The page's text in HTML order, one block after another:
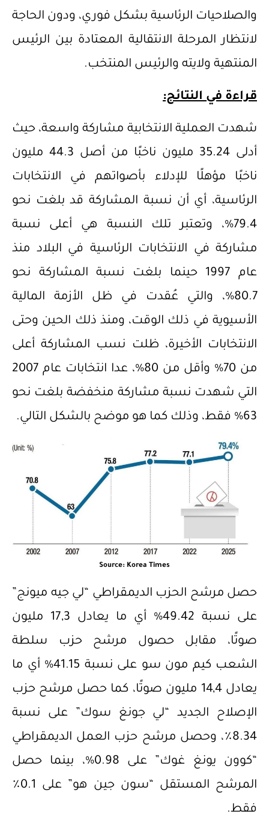
والصلاحيات الرئاسية بشكل فوري، ودون الحاجة
لانتظار المرحلة الانتقالية المعتادة بين الرئيس
المنتهية ولايته والرئيس المنتخب.
قراءة في النتائج:
شهدت العملية الانتخابية مشاركة واسعة، حيث
أدلى 35.24 مليون ناخبًا من أصل 44.3 مليون
ناخبًا مؤهلًا للإدلاء بأصواتهم في الانتخابات
الرئاسية، أي أن نسبة المشاركة قد بلغت نحو
79.4%، وتعتبر تلك النسبة هي أعلى نسبة
مشاركة في الانتخابات الرئاسية في البلاد منذ
عام 1997 حينما بلغت نسبة المشاركة نحو
80.7%، والتي عُقدت في ظل الأزمة المالية
الأسيوية في ذلك الوقت، ومنذ ذلك الحين وحتى
الانتخابات الأخيرة، ظلت نسب المشاركة أعلى
من 70% وأقل من 80%، عدا انتخابات عام 2007
التي شهدت نسبة مشاركة منخفضة بلغت نحو
63% فقط، وذلك كما هو موضح بالشكل التالي.
Source: Korea Times
حصل مرشح الحزب الديمقراطي “لي جيه ميونج”
على نسبة 49.42% أي ما يعادل 17,3 مليون
صوتًا، مقابل حصول مرشح حزب سلطة
الشعب كيم مون سو على نسبة 41.15% أي ما
يعادل 14,4 مليون صوتًا، كما حصل مرشح حزب
الإصلاح الجديد “لي جونغ سوك” على نسبة
8.34٪، وحصل مرشح حزب العمل الديمقراطي
“كوون يونغ غوك” على 0.98%، بينما حصل
المرشح المستقل “سون جين هو” على 0.1٪
فقط.